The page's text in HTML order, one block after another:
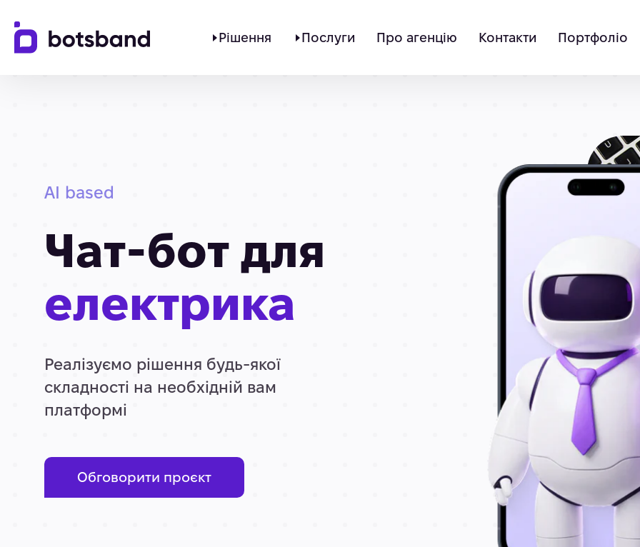
Рішення Послуги Про агенцію Контакти Портфоліо
AI based
Чат-бот для
електрика
Реалізуємо рішення будь-якої
складності на необхідній вам
платформі
Обговорити проєкт